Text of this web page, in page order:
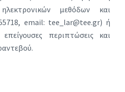
μεθόδων και
email: tee_lar@tee.gr) ή
περιπτώσεις και